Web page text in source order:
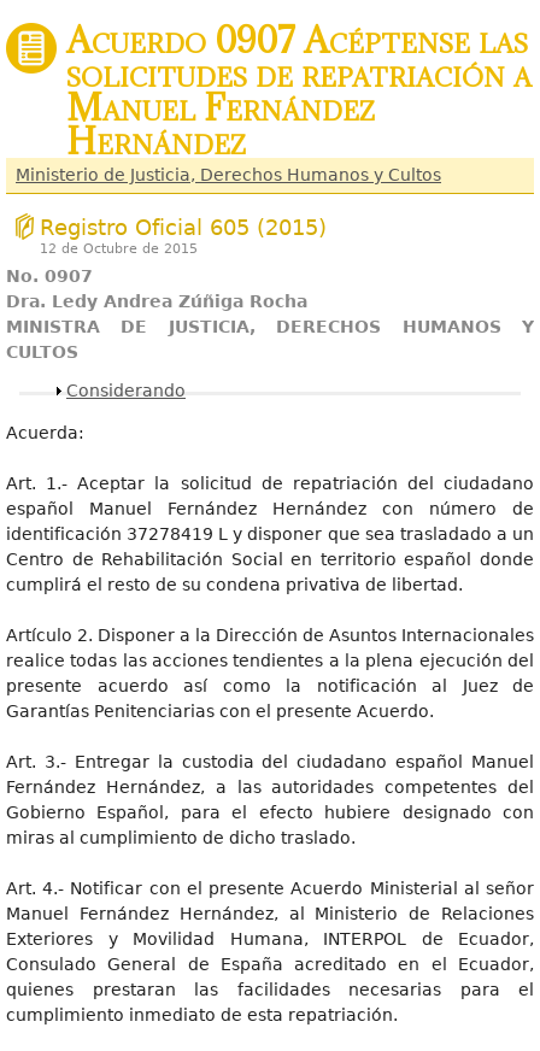
Acuerdo 0907 Acéptense las
solicitudes de repatriación a
Manuel Fernández
Hernández
Ministerio de Justicia, Derechos Humanos y Cultos
Registro Oficial 605 (2015)
12 de Octubre de 2015
No. 0907
Dra. Ledy Andrea Zúñiga Rocha
MINISTRA DE JUSTICIA, DERECHOS HUMANOS Y
CULTOS
Mostrar
Considerando
Acuerda:
Art. 1.- Aceptar la solicitud de repatriación del ciudadano
español Manuel Fernández Hernández con número de
identificación 37278419 L y disponer que sea trasladado a un
Centro de Rehabilitación Social en territorio español donde
cumplirá el resto de su condena privativa de libertad.
Artículo 2. Disponer a la Dirección de Asuntos Internacionales
realice todas las acciones tendientes a la plena ejecución del
presente acuerdo así como la notificación al Juez de
Garantías Penitenciarias con el presente Acuerdo.
Art. 3.- Entregar la custodia del ciudadano español Manuel
Fernández Hernández, a las autoridades competentes del
Gobierno Español, para el efecto hubiere designado con
miras al cumplimiento de dicho traslado.
Art. 4.- Notificar con el presente Acuerdo Ministerial al señor
Manuel Fernández Hernández, al Ministerio de Relaciones
Exteriores y Movilidad Humana, INTERPOL de Ecuador,
Consulado General de España acreditado en el Ecuador,
quienes prestaran las facilidades necesarias para el
cumplimiento inmediato de esta repatriación.